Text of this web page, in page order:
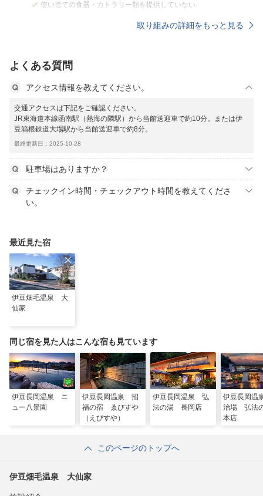
使い捨ての食器・カトラリー類を提供していない
取り組みの詳細をもっと見る
よくある質問
アクセス情報を教えてください。
交通アクセスは下記をご確認ください。
JR東海道本線函南駅（熱海の隣駅）から当館送迎車で約10分。または伊
豆箱根鉄道大場駅から当館送迎車で約8分。
最終更新日：2025-10-28
駐車場はありますか？
チェックイン時間・チェックアウト時間を教えてくださ
い。
最近見た宿
伊豆畑毛温泉 大
仙家
同じ宿を見た人はこんな宿も見ています
伊豆長岡温泉 ニ
ュー八景園
伊豆長岡温泉 招
福の宿 ゑびすや
（えびすや）
伊豆長岡温泉 弘
法の湯 長岡店
伊豆長岡
治場 弘法
本店
このページのトップへ
伊豆畑毛温泉 大仙家